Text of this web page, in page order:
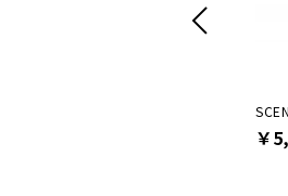
￥